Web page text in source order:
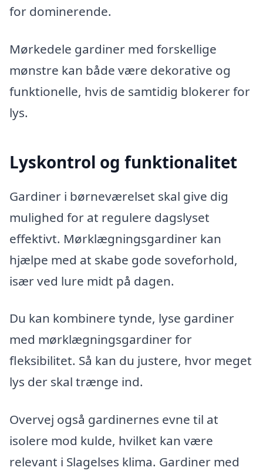
for dominerende.
Mørkedele gardiner med forskellige
mønstre kan både være dekorative og
funktionelle, hvis de samtidig blokerer for
lys.
Lyskontrol og funktionalitet
Gardiner i børneværelset skal give dig
mulighed for at regulere dagslyset
effektivt. Mørklægningsgardiner kan
hjælpe med at skabe gode soveforhold,
især ved lure midt på dagen.
Du kan kombinere tynde, lyse gardiner
med mørklægningsgardiner for
fleksibilitet. Så kan du justere, hvor meget
lys der skal trænge ind.
Overvej også gardinernes evne til at
isolere mod kulde, hvilket kan være
relevant i Slagelses klima. Gardiner med